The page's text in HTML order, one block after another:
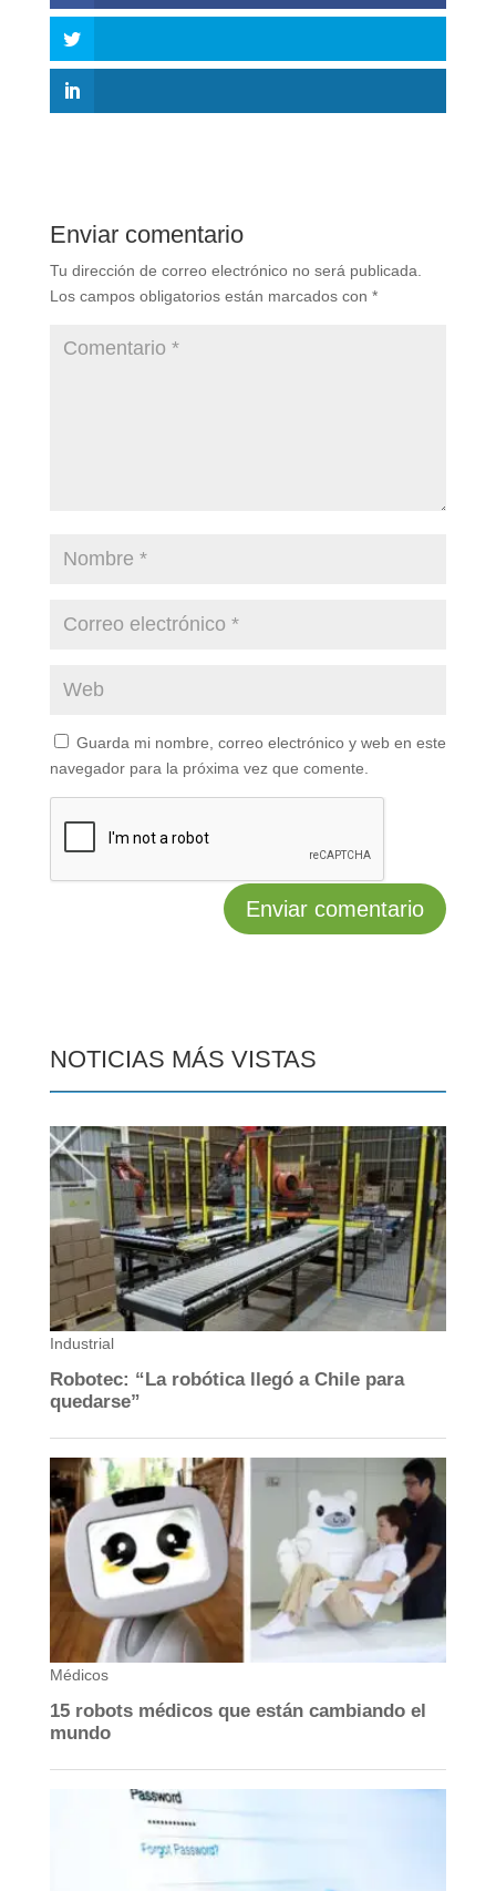
Enviar comentario
Tu dirección de correo electrónico no será publicada.
Los campos obligatorios están marcados con *
Guarda mi nombre, correo electrónico y web en este
navegador para la próxima vez que comente.
NOTICIAS MÁS VISTAS